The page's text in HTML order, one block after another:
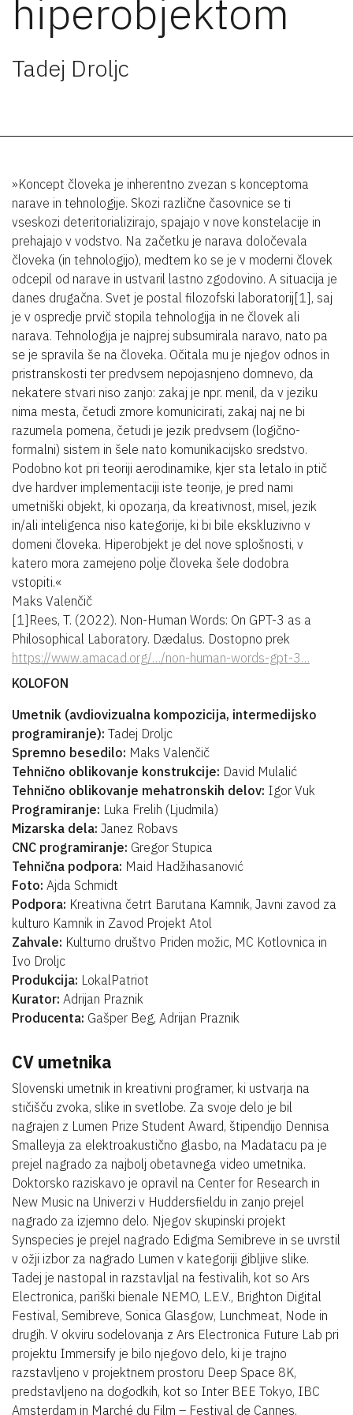
hiperobjektom
Tadej Droljc
»Koncept človeka je inherentno zvezan s konceptoma
narave in tehnologije. Skozi različne časovnice se ti
vseskozi deteritorializirajo, spajajo v nove konstelacije in
prehajajo v vodstvo. Na začetku je narava določevala
človeka (in tehnologijo), medtem ko se je v moderni človek
odcepil od narave in ustvaril lastno zgodovino. A situacija je
danes drugačna. Svet je postal filozofski laboratorij[1], saj
je v ospredje prvič stopila tehnologija in ne človek ali
narava. Tehnologija je najprej subsumirala naravo, nato pa
se je spravila še na človeka. Očitala mu je njegov odnos in
pristranskosti ter predvsem nepojasnjeno domnevo, da
nekatere stvari niso zanjo: zakaj je npr. menil, da v jeziku
nima mesta, četudi zmore komunicirati, zakaj naj ne bi
razumela pomena, četudi je jezik predvsem (logično-
formalni) sistem in šele nato komunikacijsko sredstvo.
Podobno kot pri teoriji aerodinamike, kjer sta letalo in ptič
dve hardver implementaciji iste teorije, je pred nami
umetniški objekt, ki opozarja, da kreativnost, misel, jezik
in/ali inteligenca niso kategorije, ki bi bile ekskluzivno v
domeni človeka. Hiperobjekt je del nove splošnosti, v
katero mora zamejeno polje človeka šele dodobra
vstopiti.«
Maks Valenčič
[1]Rees, T. (2022). Non-Human Words: On GPT-3 as a
Philosophical Laboratory. Dædalus. Dostopno prek
https://www.amacad.org/…/non-human-words-gpt-3…
KOLOFON
Umetnik (avdiovizualna kompozicija, intermedijsko
programiranje): Tadej Droljc
Spremno besedilo: Maks Valenčič
Tehnično oblikovanje konstrukcije: David Mulalić
Tehnično oblikovanje mehatronskih delov: Igor Vuk
Programiranje: Luka Frelih (Ljudmila)
Mizarska dela: Janez Robavs
CNC programiranje: Gregor Stupica
Tehnična podpora: Maid Hadžihasanović
Foto: Ajda Schmidt
Podpora: Kreativna četrt Barutana Kamnik, Javni zavod za
kulturo Kamnik in Zavod Projekt Atol
Zahvale: Kulturno društvo Priden možic, MC Kotlovnica in
Ivo Droljc
Produkcija: LokalPatriot
Kurator: Adrijan Praznik
Producenta: Gašper Beg, Adrijan Praznik
CV umetnika
Slovenski umetnik in kreativni programer, ki ustvarja na
stičišču zvoka, slike in svetlobe. Za svoje delo je bil
nagrajen z Lumen Prize Student Award, štipendijo Dennisa
Smalleyja za elektroakustično glasbo, na Madatacu pa je
prejel nagrado za najbolj obetavnega video umetnika.
Doktorsko raziskavo je opravil na Center for Research in
New Music na Univerzi v Huddersfieldu in zanjo prejel
nagrado za izjemno delo. Njegov skupinski projekt
Synspecies je prejel nagrado Edigma Semibreve in se uvrstil
v ožji izbor za nagrado Lumen v kategoriji gibljive slike.
Tadej je nastopal in razstavljal na festivalih, kot so Ars
Electronica, pariški bienale NEMO, L.E.V., Brighton Digital
Festival, Semibreve, Sonica Glasgow, Lunchmeat, Node in
drugih. V okviru sodelovanja z Ars Electronica Future Lab pri
projektu Immersify je bilo njegovo delo, ki je trajno
razstavljeno v projektnem prostoru Deep Space 8K,
predstavljeno na dogodkih, kot so Inter BEE Tokyo, IBC
Amsterdam in Marché du Film – Festival de Cannes.